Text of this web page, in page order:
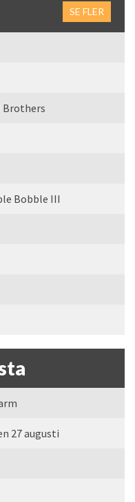
SE FLER
Brothers
Bobble III
27 augusti